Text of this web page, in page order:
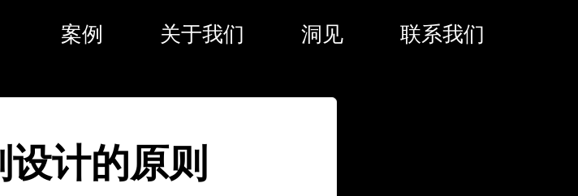
案例 关于我们 洞见 联系我们
计的原则